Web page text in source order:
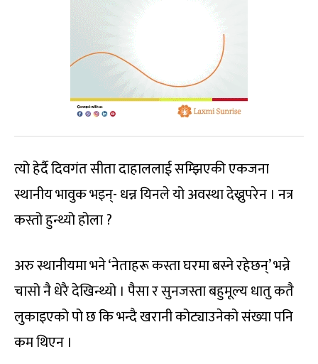
त्यो हेर्दै दिवगंत सीता दाहाललाई सम्झिएकी एकजना
स्थानीय भावुक भइन्- धन्न यिनले यो अवस्था देख्नुपरेन । नत्र
कस्तो हुन्थ्यो होला ?
अरु स्थानीयमा भने ‘नेताहरू कस्ता घरमा बस्ने रहेछन्’ भन्ने
चासो नै धेरै देखिन्थ्यो । पैसा र सुनजस्ता बहुमूल्य धातु कतै
लुकाइएको पो छ कि भन्दै खरानी कोट्याउनेको संख्या पनि
कम थिएन ।